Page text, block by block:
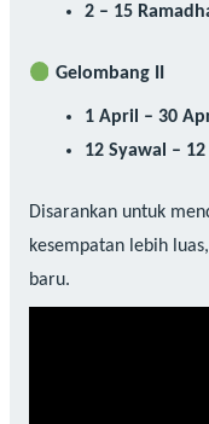
2 – 15
Gelombang II
1 April – 30
12 Syawal –
Disarankan untuk
kesempatan lebih
baru.